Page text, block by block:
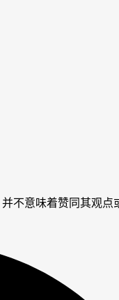
意味着赞同其观点